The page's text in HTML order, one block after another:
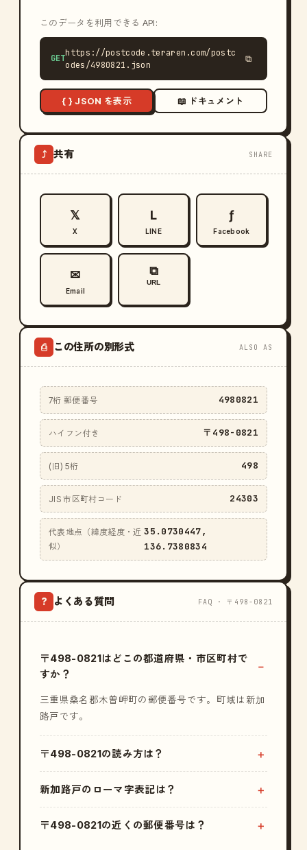
このデータを利用できる API:
GET
https://postcode.teraren.com/postc
odes/4980821.json
⧉
{ } JSON を表示 📖 ドキュメント
⤴ 共有 SHARE
𝕏
X
L
LINE
ƒ
Facebook
✉
Email
⧉
URL
⎙ この住所の別形式 ALSO AS
7桁 郵便番号 4980821
ハイフン付き 〒498-0821
(旧) 5桁 498
JIS 市区町村コード 24303
代表地点（緯度経度・近
似）
35.0730447,
136.7380834
? よくある質問 FAQ · 〒498-0821
〒498-0821はどこの都道府県・市区町村で
すか？
三重県桑名郡木曽岬町の郵便番号です。町域は新加
路戸です。
〒498-0821の読み方は？
新加路戸のローマ字表記は？
〒498-0821の近くの郵便番号は？